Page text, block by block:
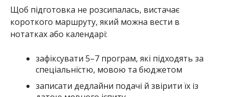
Щоб підготовка не розсипалась, вистачає
короткого маршруту, який можна вести в
нотатках або календарі:
зафіксувати 5–7 програм, які підходять за
спеціальністю, мовою та бюджетом
записати дедлайни подачі й звірити їх із